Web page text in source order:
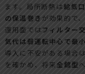
ます。局所断熱は給気
の保温巻き が効果的で
運用面ではフィルター
気代は弱運転中心で最
導入に不安がある場合
を確かめ、将来 全館型